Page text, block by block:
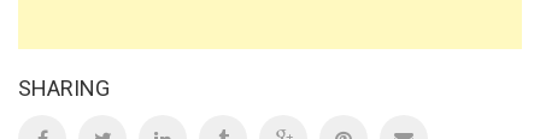
SHARING